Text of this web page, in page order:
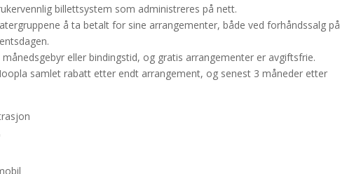
billettsystem som administreres på nett.
å ta betalt for sine arrangementer, både ved forhåndssalg på
eller bindingstid, og gratis arrangementer er avgiftsfrie.
samlet rabatt etter endt arrangement, og senest 3 måneder etter